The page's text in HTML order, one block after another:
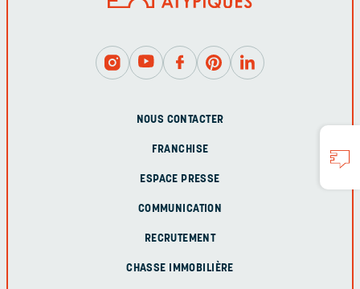
NOUS CONTACTER
FRANCHISE
ESPACE PRESSE
COMMUNICATION
RECRUTEMENT
CHASSE IMMOBILIÈRE